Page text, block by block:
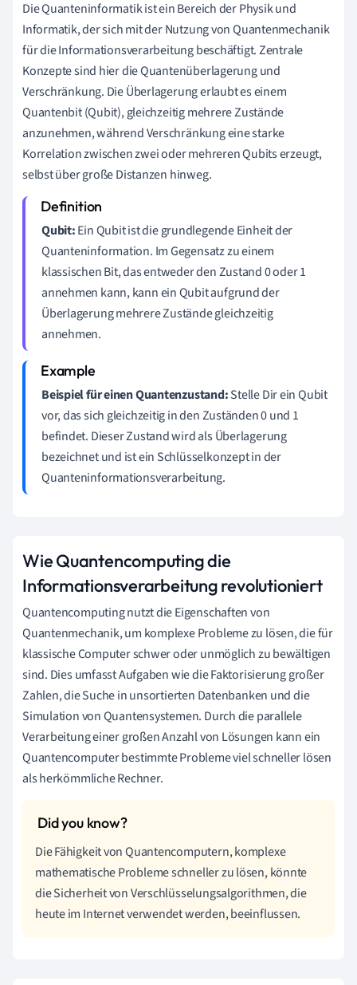
Die Quanteninformatik ist ein Bereich der Physik und
Informatik, der sich mit der Nutzung von Quantenmechanik
für die Informationsverarbeitung beschäftigt. Zentrale
Konzepte sind hier die Quantenüberlagerung und
Verschränkung. Die Überlagerung erlaubt es einem
Quantenbit (Qubit), gleichzeitig mehrere Zustände
anzunehmen, während Verschränkung eine starke
Korrelation zwischen zwei oder mehreren Qubits erzeugt,
selbst über große Distanzen hinweg.
Qubit:Ein Qubit ist die grundlegende Einheit der
Quanteninformation. Im Gegensatz zu einem
klassischen Bit, das entweder den Zustand 0 oder 1
annehmen kann, kann ein Qubit aufgrund der
Überlagerung mehrere Zustände gleichzeitig
annehmen.
Beispiel für einen Quantenzustand:Stelle Dir ein Qubit
vor, das sich gleichzeitig in den Zuständen 0 und 1
befindet. Dieser Zustand wird als Überlagerung
bezeichnet und ist ein Schlüsselkonzept in der
Quanteninformationsverarbeitung.
Wie Quantencomputing die
Informationsverarbeitung revolutioniert
Quantencomputing nutzt die Eigenschaften von
Quantenmechanik, um komplexe Probleme zu lösen, die für
klassische Computer schwer oder unmöglich zu bewältigen
sind. Dies umfasst Aufgaben wie die Faktorisierung großer
Zahlen, die Suche in unsortierten Datenbanken und die
Simulation von Quantensystemen. Durch die parallele
Verarbeitung einer großen Anzahl von Lösungen kann ein
Quantencomputer bestimmte Probleme viel schneller lösen
als herkömmliche Rechner.
Die Fähigkeit von Quantencomputern, komplexe
mathematische Probleme schneller zu lösen, könnte
die Sicherheit von Verschlüsselungsalgorithmen, die
heute im Internet verwendet werden, beeinflussen.